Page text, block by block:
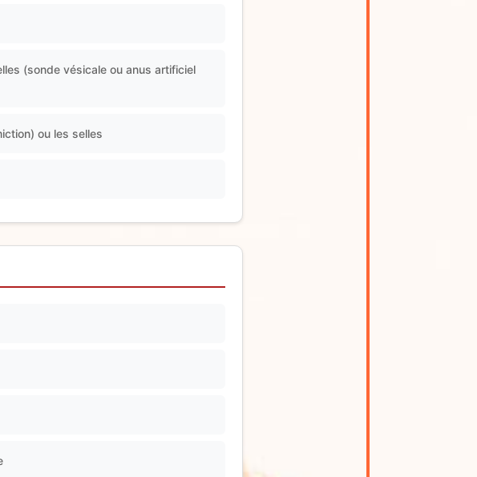
(sonde vésicale ou anus artificiel
ou les selles